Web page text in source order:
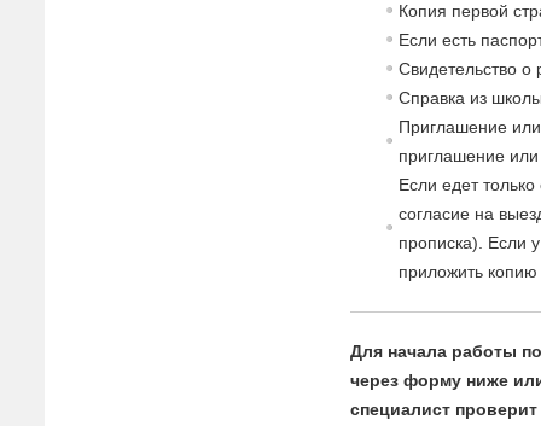
Копия первой
Если есть
Свидетельство о
Справка из
Приглашение
приглашение
Если едет
согласие на в
прописка). Если
приложить
Для начала работы
через форму ниже
специалист